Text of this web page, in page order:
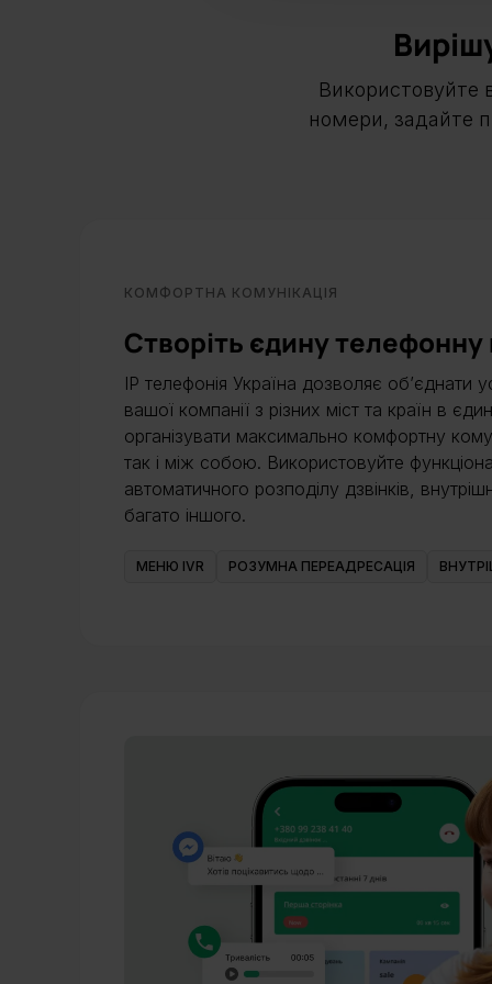
Використовуйте
номери, задайте
КОМФОРТНА КОМУНІКАЦІЯ
Створіть єдину
IP телефонія Україна дозволяє об’єднати
вашої компанії з різних міст та країн в
організувати максимально комфортну
так і між собою. Використовуйте
автоматичного розподілу дзвінків,
багато іншого.
МЕНЮ IVR РОЗУМНА ПЕРЕАДРЕСАЦІЯ